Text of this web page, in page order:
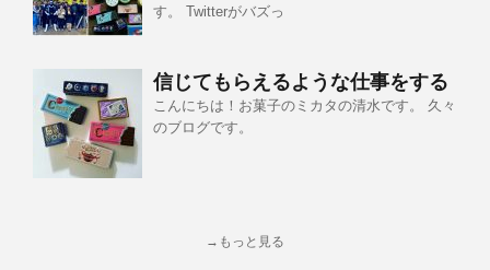
す。 Twitterがバズっ
信じてもらえるような仕事をする
こんにちは！お菓子のミカタの清水です。 久々
のブログです。
→もっと見る